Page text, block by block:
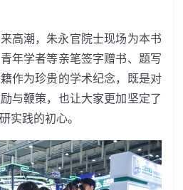
高潮，朱永官院士现场为本书
年学者等亲笔签字赠书、题写
作为珍贵的学术纪念，既是对
与鞭策，也让大家更加坚定了
实践的初心。